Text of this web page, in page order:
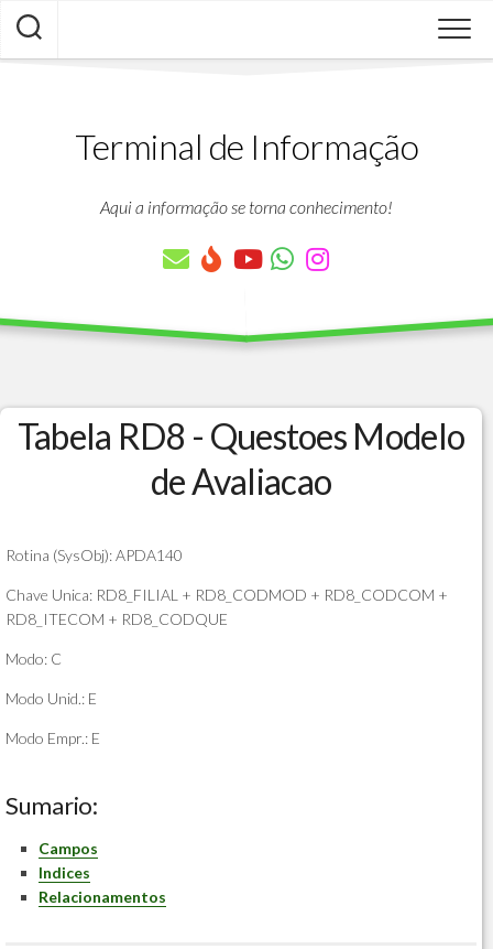
Skip
content
Terminal de Informação
Aqui a informação se torna conhecimento!
Tabela RD8 - Questoes Modelo
de Avaliacao
Rotina (SysObj): APDA140
Chave Unica: RD8_FILIAL + RD8_CODMOD + RD8_CODCOM +
RD8_ITECOM + RD8_CODQUE
Modo: C
Modo Unid.: E
Modo Empr.: E
Sumario:
Campos
Indices
Relacionamentos